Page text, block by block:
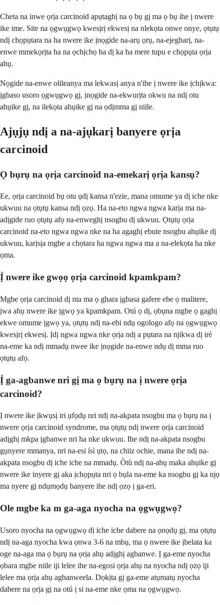
Cheta na inwe ọrịa carcinoid apụtaghị na ọ bụ gị ma ọ bụ ihe ị nwere
ike ime. Site na ọgwụgwọ kwesịrị ekwesị na nlekọta onwe onye, ọtụtụ
ndị chọpụtara na ha nwere ike ịnọgide na-arụ ọrụ, na-ejegharị, na-
enwe mmekọrịta ha na ọchịchọ ha dị ka ha mere tupu e chọpụta ọrịa
ahụ.
Nọgide na-enwe olileanya ma lekwasị anya n'ihe ị nwere ike ịchịkwa:
ịgbaso usoro ọgwụgwọ gị, ịnọgide na-ekwurịta okwu na ndị otu
ahụike gị, na ilekọta ahụike gị na ọdịmma gị niile.
Ajụjụ ndị a na-ajụkarị banyere ọrịa
carcinoid
Ọ bụrụ na ọrịa carcinoid na-emekarị ọrịa kansụ?
Ee, ọrịa carcinoid bụ otu ụdị kansa n'ezie, mana omume ya dị iche nke
ukwuu na ọtụtụ kansa ndị ọzọ. Ha na-eto ngwa ngwa karịa ma na-
adịgide ruo ọtụtụ afọ na-enweghị nsogbu dị ukwuu. Ọtụtụ ọrịa
carcinoid na-eto ngwa ngwa nke na ha agaghị ebute nsogbu ahụike dị
ukwuu, karịsịa mgbe a chọtara ha ngwa ngwa ma a na-elekọta ha nke
ọma.
Ị̀ nwere ike gwọọ ọrịa carcinoid kpamkpam?
Mgbe ọrịa carcinoid dị nta ma ọ ghara ịgbasa gafere ebe ọ malitere,
ịwa ahụ nwere ike ịgwọ ya kpamkpam. Otú ọ dị, ọbụna mgbe ọ gaghị
ekwe omume ịgwọ ya, ọtụtụ ndị na-ebi ndụ ogologo afọ na ọgwụgwọ
kwesịrị ekwesị. Ịdị ngwa ngwa nke ọrịa ndị a pụtara na njikwa dị irè
na-eme ka ndị mmadụ nwee ike ịnọgide na-enwe ndụ dị mma ruo
ọtụtụ afọ.
Ị̀ ga-agbanwe nri gị ma ọ bụrụ na ị nwere ọrịa
carcinoid?
Ị nwere ike ịkwụsị iri ụfọdụ nri ndị na-akpata nsogbu ma ọ bụrụ na ị
nwere ọrịa carcinoid syndrome, ma ọtụtụ ndị nwere ọrịa carcinoid
adịghị mkpa ịgbanwe nri ha nke ukwuu. Ihe ndị na-akpata nsogbu
gụnyere mmanya, nri na-esi ísì ụtọ, na chiiz ochie, mana ihe ndị na-
akpata nsogbu dị iche iche na mmadụ. Òtù ndị na-ahụ maka ahụike gị
nwere ike inyere gị aka ịchọpụta nri ọ bụla na-eme ka nsogbu gị ka njọ
ma nyere gị ndụmọdụ banyere ihe ndị ọzọ ị ga-eri.
Ole mgbe ka m ga-aga nyocha na ọgwụgwọ?
Usoro nyocha na ọgwụgwọ dị iche iche dabere na ọnọdụ gị, ma ọtụtụ
ndị na-aga nyocha kwa ọnwa 3-6 na mbụ, ma ọ nwere ike ịbelata ka
oge na-aga ma ọ bụrụ na ọrịa ahụ adịghị agbanwe. Ị ga-eme nyocha
ọbara mgbe niile iji lelee ihe na-egosi ọrịa ahụ na nyocha ndị ọzọ iji
lelee ma ọrịa ahụ agbanweela. Dọkịta gị ga-eme atụmatụ nyocha
dabere na ọrịa gị na otú ị si na-eme nke ọma na ọgwụgwọ.